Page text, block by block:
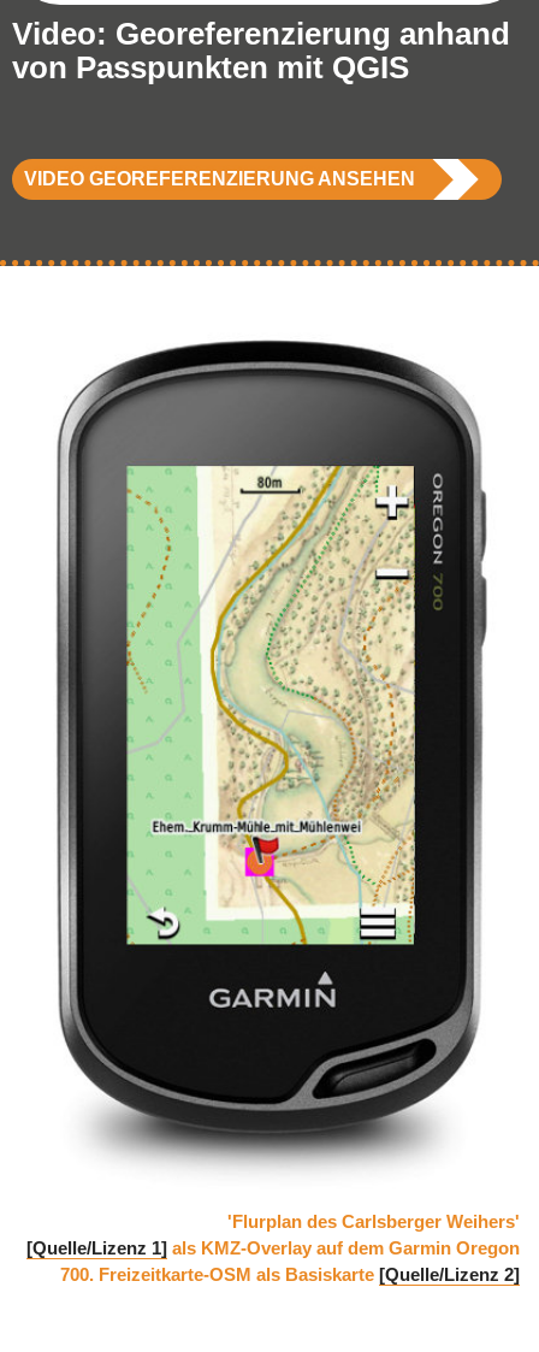
Video: Georeferenzierung anhand
von Passpunkten mit QGIS
VIDEO GEOREFERENZIERUNG ANSEHEN
'Flurplan des Carlsberger Weihers'
[Quelle/Lizenz 1] als KMZ-Overlay auf dem Garmin Oregon
700. Freizeitkarte-OSM als Basiskarte [Quelle/Lizenz 2]